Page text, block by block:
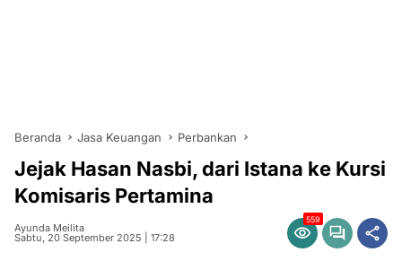
Beranda Jasa Keuangan Perbankan
Jejak Hasan Nasbi, dari Istana ke Kursi
Komisaris Pertamina
Ayunda Meilita
Sabtu, 20 September 2025 | 17:28
559